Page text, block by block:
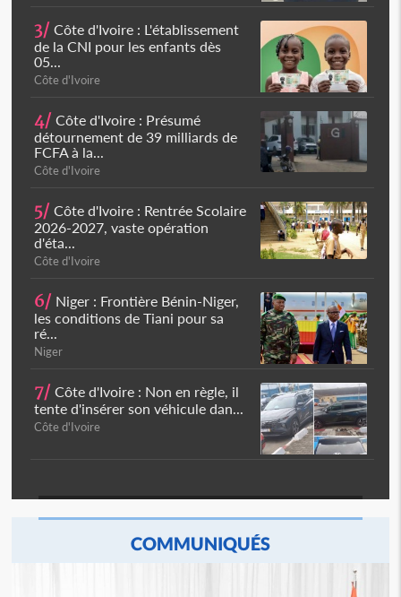
3/ Côte d'Ivoire : L'établissement
de la CNI pour les enfants dès
05...
Côte d'Ivoire
4/ Côte d'Ivoire : Présumé
détournement de 39 milliards de
FCFA à la...
Côte d'Ivoire
5/ Côte d'Ivoire : Rentrée Scolaire
2026-2027, vaste opération
d'éta...
Côte d'Ivoire
6/ Niger : Frontière Bénin-Niger,
les conditions de Tiani pour sa
ré...
Niger
7/ Côte d'Ivoire : Non en règle, il
tente d'insérer son véhicule dan...
Côte d'Ivoire
COMMUNIQUÉS